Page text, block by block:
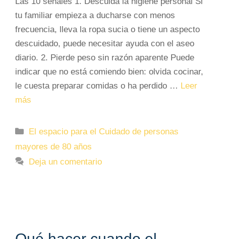
tu familiar empieza a ducharse con menos
frecuencia, lleva la ropa sucia o tiene un aspecto
descuidado, puede necesitar ayuda con el aseo
diario. 2. Pierde peso sin razón aparente Puede
indicar que no está comiendo bien: olvida cocinar,
le cuesta preparar comidas o ha perdido … Leer
más
Categorías
El espacio para el Cuidado de personas
mayores de 80 años
Deja un comentario